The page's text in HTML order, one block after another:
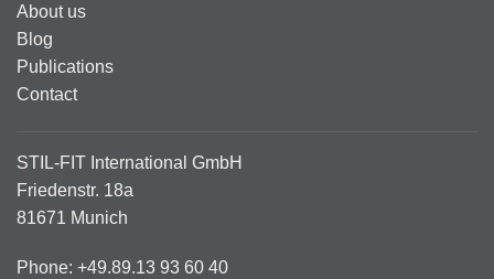
About us
Blog
Publications
Contact
STIL-FIT International GmbH
Friedenstr. 18a
81671 Munich
Phone: +49.89.13 93 60 40